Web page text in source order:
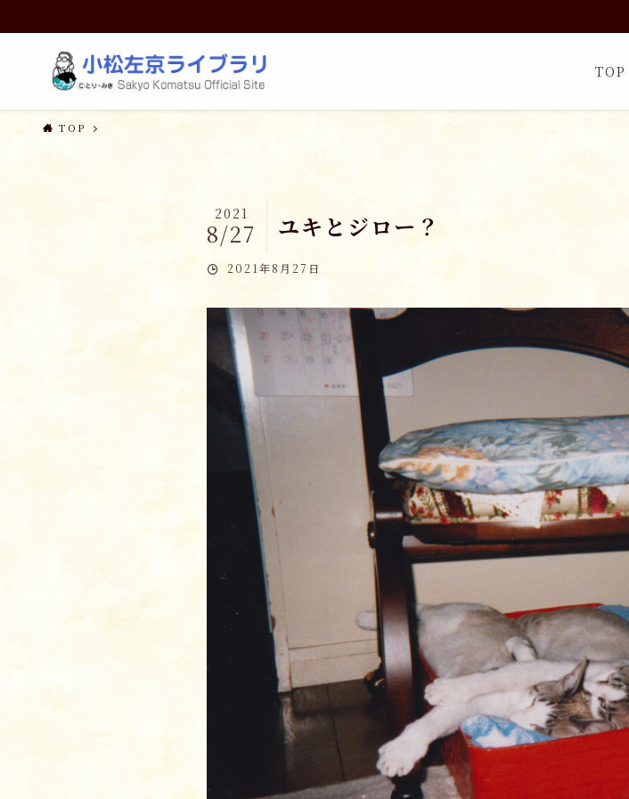
TOP
TOP
ユキとジロー？
2021
8/27
2021年8月27日